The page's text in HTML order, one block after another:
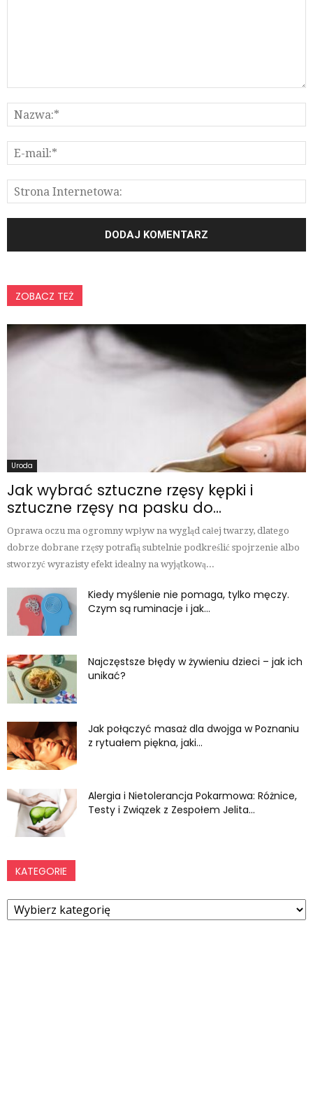
ZOBACZ TEŻ
Uroda
Jak wybrać sztuczne rzęsy kępki i
sztuczne rzęsy na pasku do...
Oprawa oczu ma ogromny wpływ na wygląd całej twarzy, dlatego
dobrze dobrane rzęsy potrafią subtelnie podkreślić spojrzenie albo
stworzyć wyrazisty efekt idealny na wyjątkową...
Kiedy myślenie nie pomaga, tylko męczy.
Czym są ruminacje i jak...
Najczęstsze błędy w żywieniu dzieci – jak ich
unikać?
Jak połączyć masaż dla dwojga w Poznaniu
z rytuałem piękna, jaki...
Alergia i Nietolerancja Pokarmowa: Różnice,
Testy i Związek z Zespołem Jelita...
KATEGORIE
Kategorie